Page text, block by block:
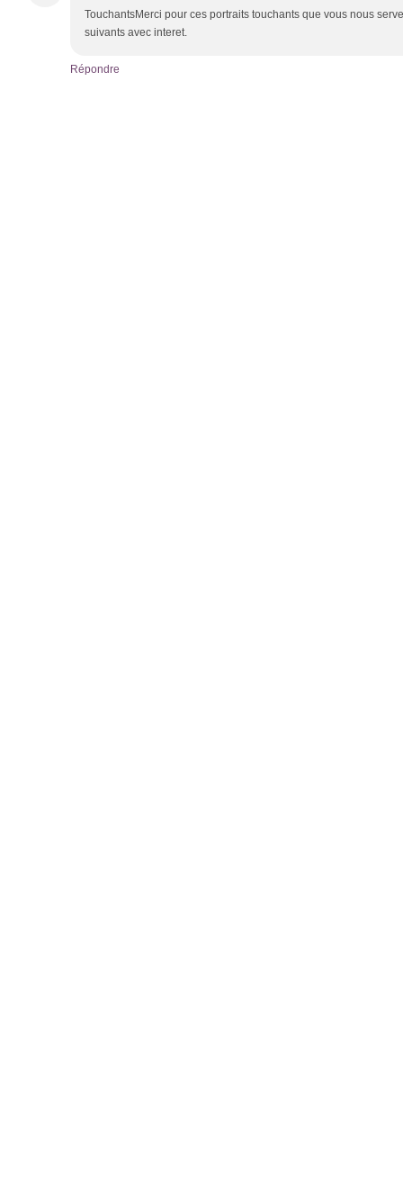
TouchantsMerci pour ces portraits touchants que vous nous
suivants avec interet.
Répondre